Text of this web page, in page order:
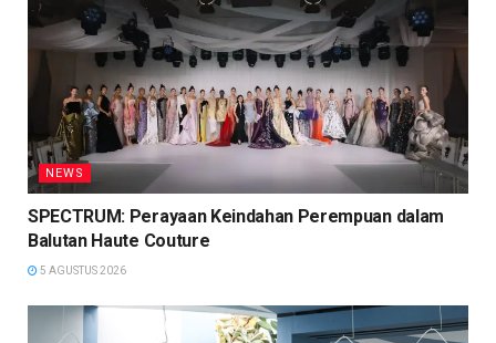
NEWS
SPECTRUM: Perayaan Keindahan Perempuan dalam
Balutan Haute Couture
5 AGUSTUS 2026